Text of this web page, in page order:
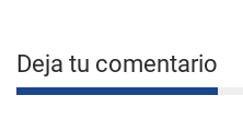
Deja tu comentario